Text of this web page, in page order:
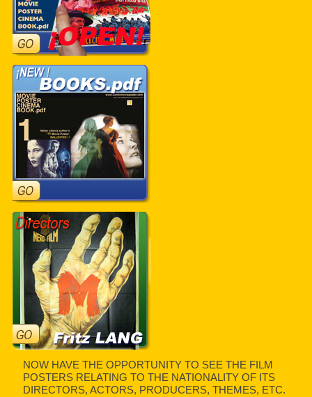
NOW HAVE THE OPPORTUNITY TO SEE THE FILM
POSTERS RELATING TO THE NATIONALITY OF ITS
DIRECTORS, ACTORS, PRODUCERS, THEMES, ETC.